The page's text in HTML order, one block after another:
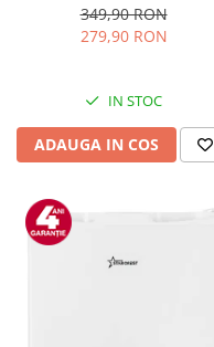
dispozitiv spumare, filtru
dublu din inox, Negru/Inox
349,90 RON
279,90 RON
IN STOC
ADAUGA IN COS